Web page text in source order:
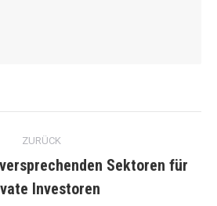
ZURÜCK
Beitrag:
Sektoren für
Investoren